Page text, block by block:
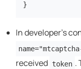
}
In developer's
received token .